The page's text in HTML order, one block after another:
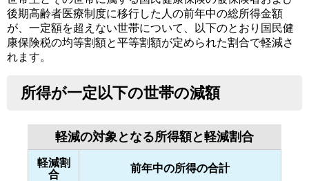
後期高齢者医療制度に移行した人の前年中の総所得金額
が、一定額を超えない世帯について、以下のとおり国民健
康保険税の均等割額と平等割額が定められた割合で軽減さ
れます。
所得が一定以下の世帯の減額
軽減の対象となる所得額と軽減割合
軽減割
合
前年中の所得の合計